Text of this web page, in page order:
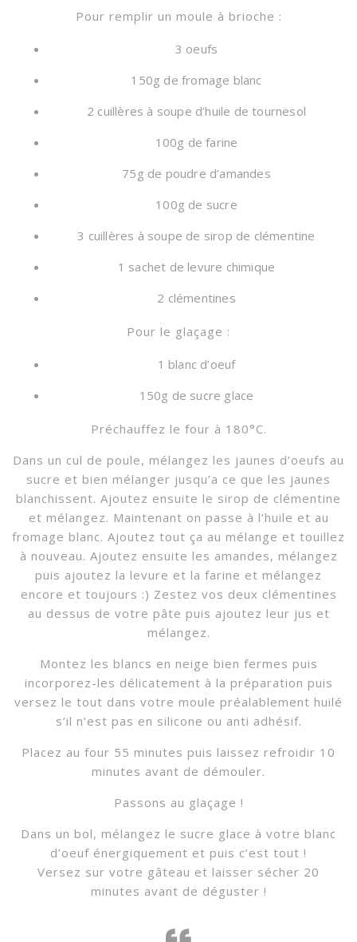
Pour remplir un moule à brioche :
3 oeufs
150g de fromage blanc
2 cuillères à soupe d’huile de tournesol
100g de farine
75g de poudre d’amandes
100g de sucre
3 cuillères à soupe de sirop de clémentine
1 sachet de levure chimique
2 clémentines
Pour le glaçage :
1 blanc d’oeuf
150g de sucre glace
Préchauffez le four à 180°C.
Dans un cul de poule, mélangez les jaunes d’oeufs au
sucre et bien mélanger jusqu’a ce que les jaunes
blanchissent. Ajoutez ensuite le sirop de clémentine
et mélangez. Maintenant on passe à l’huile et au
fromage blanc. Ajoutez tout ça au mélange et touillez
à nouveau. Ajoutez ensuite les amandes, mélangez
puis ajoutez la levure et la farine et mélangez
encore et toujours :) Zestez vos deux clémentines
au dessus de votre pâte puis ajoutez leur jus et
mélangez.
Montez les blancs en neige bien fermes puis
incorporez-les délicatement à la préparation puis
versez le tout dans votre moule préalablement huilé
s’il n’est pas en silicone ou anti adhésif.
Placez au four 55 minutes puis laissez refroidir 10
minutes avant de démouler.
Passons au glaçage !
Dans un bol, mélangez le sucre glace à votre blanc
d’oeuf énergiquement et puis c’est tout !
Versez sur votre gâteau et laisser sécher 20
minutes avant de déguster !